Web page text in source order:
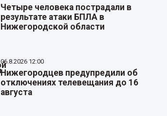
Четыре человека пострадали в
результате атаки БПЛА в
Нижегородской области
06.8.2026 12:00
Нижегородцев предупредили об
отключениях телевещания до 16
августа